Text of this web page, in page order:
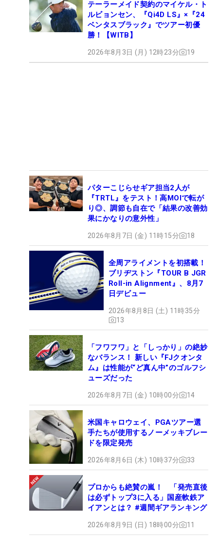
テーラーメイド契約のマイケル・ト
ルビョンセン、『Qi4D LS』×『24
ベンタスブラック』でツアー初優
勝！【WITB】
2026年8月3日 (月) 12時23分 19
パターこじらせギア担当2人が
『TRTL』をテスト！高MOIで転が
り◎、調節も自在で「結果の改善効
果にかなりの意外性」
2026年8月7日 (金) 11時15分 18
全周アライメントを初搭載！
ブリヂストン『TOUR B JGR
Roll-in Alignment』、8月7
日デビュー
2026年8月8日 (土) 11時35分
13
「フワフワ」と「しっかり」の絶妙
なバランス！ 新しい『FJクオンタ
ム』は性能が“ど真ん中”のゴルフシ
ューズだった
2026年8月7日 (金) 10時00分 14
米国キャロウェイ、PGAツアー選
手たちが使用するノーメッキブレー
ドを限定発売
2026年8月6日 (木) 10時37分 33
プロからも絶賛の嵐！ 「発売直後
は必ずトップ3に入る」国産軟鉄ア
イアンとは？ #週間ギアランキング
2026年8月9日 (日) 18時00分 11